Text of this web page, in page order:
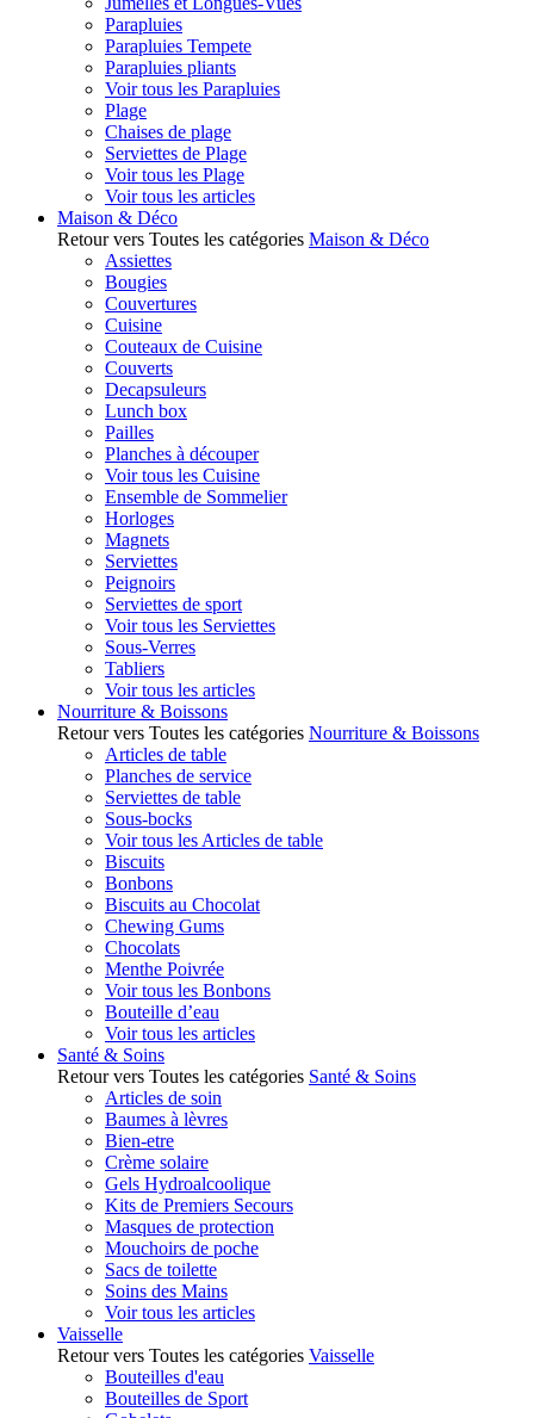
Parapluies
Parapluies Tempete
Parapluies pliants
Voir tous les Parapluies
Plage
Chaises de plage
Serviettes de Plage
Voir tous les Plage
Voir tous les articles
Maison & Déco
Retour vers Toutes les catégories Maison & Déco
Assiettes
Bougies
Couvertures
Cuisine
Couteaux de Cuisine
Couverts
Decapsuleurs
Lunch box
Pailles
Planches à découper
Voir tous les Cuisine
Ensemble de Sommelier
Horloges
Magnets
Serviettes
Peignoirs
Serviettes de sport
Voir tous les Serviettes
Sous-Verres
Tabliers
Voir tous les articles
Nourriture & Boissons
Retour vers Toutes les catégories Nourriture & Boissons
Articles de table
Planches de service
Serviettes de table
Sous-bocks
Voir tous les Articles de table
Biscuits
Bonbons
Biscuits au Chocolat
Chewing Gums
Chocolats
Menthe Poivrée
Voir tous les Bonbons
Bouteille d’eau
Voir tous les articles
Santé & Soins
Retour vers Toutes les catégories Santé & Soins
Articles de soin
Baumes à lèvres
Bien-etre
Crème solaire
Gels Hydroalcoolique
Kits de Premiers Secours
Masques de protection
Mouchoirs de poche
Sacs de toilette
Soins des Mains
Voir tous les articles
Vaisselle
Retour vers Toutes les catégories Vaisselle
Bouteilles d'eau
Bouteilles de Sport